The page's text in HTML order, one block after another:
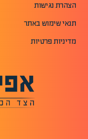
הצהרת נגישות
תנאי שימוש באתר
מדיניות פרטיות